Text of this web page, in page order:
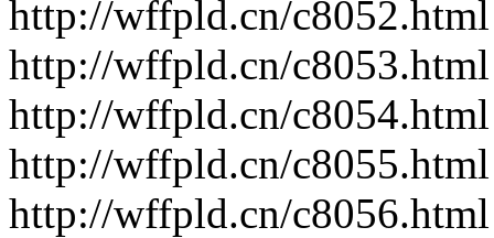
http://wffpld.cn/c8052.html
http://wffpld.cn/c8053.html
http://wffpld.cn/c8054.html
http://wffpld.cn/c8055.html
http://wffpld.cn/c8056.html